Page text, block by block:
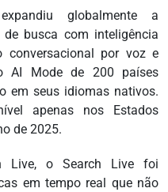
globalmente a
busca com inteligência
conversacional por voz e
AI Mode de 200 países
em seus idiomas nativos.
apenas nos Estados
de 2025.
Live, o Search Live foi
em tempo real que não